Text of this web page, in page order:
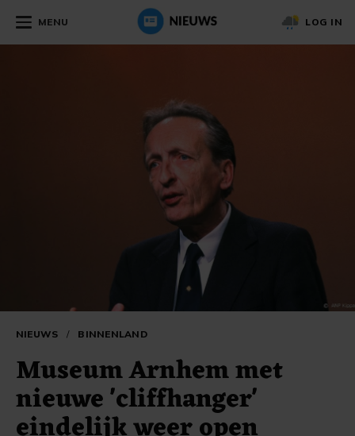
MENU LOG IN
NIEUWS / BINNENLAND
Museum Arnhem met
nieuwe 'cliffhanger'